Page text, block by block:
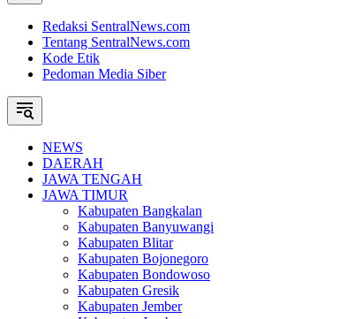
Redaksi SentralNews.com
Tentang SentralNews.com
Kode Etik
Pedoman Media Siber
NEWS
DAERAH
JAWA TENGAH
JAWA TIMUR
Kabupaten Bangkalan
Kabupaten Banyuwangi
Kabupaten Blitar
Kabupaten Bojonegoro
Kabupaten Bondowoso
Kabupaten Gresik
Kabupaten Jember